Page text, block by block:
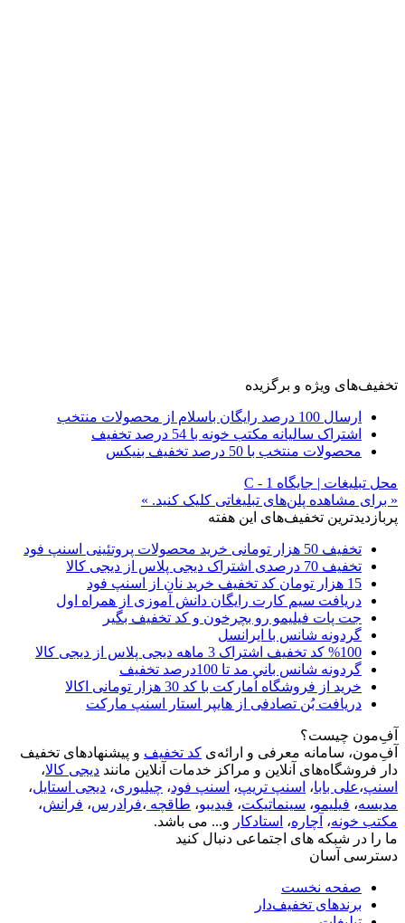
تخفیف‌های ویژه و برگزیده
ارسال 100 درصد رایگان باسلام از محصولات منتخب
اشتراک سالیانه مکتب خونه با 54 درصد تخفیف
محصولات منتخب با 50 درصد تخفیف بنیکس
محل تبلیغات | جایگاه C - 1
« برای مشاهده پلن‌های تبلیغاتی کلیک کنید. »
پربازدیدترین تخفیف‌های این هفته
تخفیف 50 هزار تومانی خرید محصولات پروتئینی اسنپ فود
تخفیف 70 درصدی اشتراک دیجی پلاس از دیجی کالا
15 هزار تومان کد تخفیف خرید نان از اسنپ فود
دریافت سیم کارت رایگان دانش آموزی از همراه اول
جت پات فیلیمو رو بچرخون و کد تخفیف بگیر
گردونه شانس با ایرانسل
%100 کد تخفیف اشتراک 3 ماهه دیجی پلاس از دیجی کالا
گردونه شانس بانی مد تا 100درصد تخفیف
خرید از فروشگاه اُمارکت با کد 30 هزار تومانی اکالا
دریافت بُن تصادفی از هایپر استار اسنپ مارکت
آفِ‌مون چیست؟
آفِ‌مون، سامانه معرفی و ارائه‌ی کد تخفیف و پیشنهادهای تخفیف
دار فروشگاه‌های آنلاین و مراکز خدمات آنلاین مانند دیجی کالا،
اسنپ،علی بابا، اسنپ تریپ، اسنپ فود، چیلیوری، دیجی استایل،
مدیسه، فیلیمو، سینماتیکت، فیدیبو، طاقچه ،فرادرس، فرانش،
مکتب خونه، آچاره، استادکار و... می باشد.
ما را در شبکه های اجتماعی دنبال کنید
دسترسی آسان
صفحه نخست
برندهای تخفیف‌دار